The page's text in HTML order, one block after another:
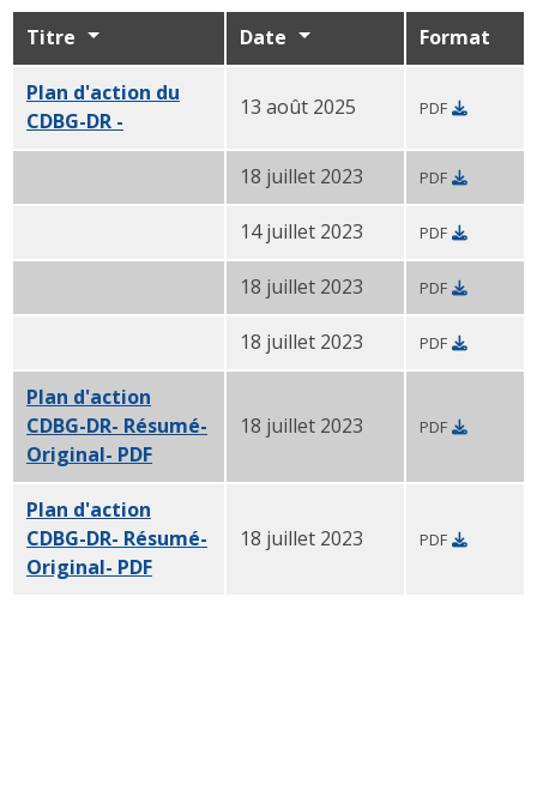
Titre Date Format
Plan d'action du
CDBG-DR -
13 août 2025 PDF
Plan d'action CDBG-DR- Résumé- PDF original
18 juillet 2023 PDF
Plan d'action CDBG-DR- Résumé- Original- PDF
14 juillet 2023 PDF
Plan d'action CDBG-DR- Résumé- Original- PDF
18 juillet 2023 PDF
Plan d'action CDBG-DR- Résumé- Original- PDF
18 juillet 2023 PDF
Plan d'action
CDBG-DR- Résumé-
Original- PDFen chinois simplifié
18 juillet 2023 PDF
Plan d'action
CDBG-DR- Résumé-
Original- PDFen créole haïtien
18 juillet 2023 PDF